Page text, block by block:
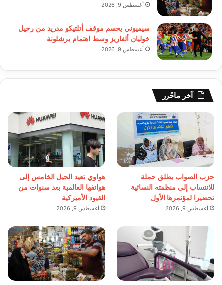
أغسطس 9, 2026
سيميوني يحسم موقف أتلتيكو مدريد من رحيل
خوليان ألفاريز وسط اهتمام برشلونة
أغسطس 9, 2026
آخر ماحُرر
حزب الصواب يطلق حملة
للانتساب إلى منظمته النسائية
تحضيرا لمؤتمرها الأول
أغسطس 9, 2026
هواوي تعيد الجيل الخامس إلى
هواتفها العالمية بعد سنوات من
القيود الأميركية
أغسطس 9, 2026